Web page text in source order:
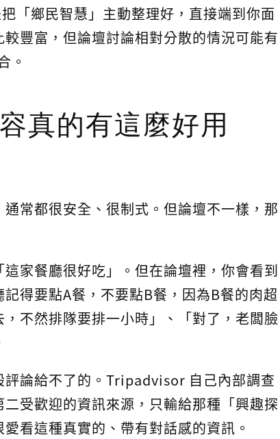
「鄉民智慧」主動整理好，直接端到你面
豐富，但論壇討論相對分散的情況可能有
。
真的有這麼好用
常都很安全、很制式。但論壇不一樣，那
家餐廳很好吃」。但在論壇裡，你會看到
得要點A餐，不要點B餐，因為B餐的肉超
不然排隊要排一小時」、「對了，老闆臉
論給不了的。Tripadvisor 自己內部調查
受歡迎的資訊來源，只輸給那種「興趣探
看這種真實的、帶有對話感的資訊。